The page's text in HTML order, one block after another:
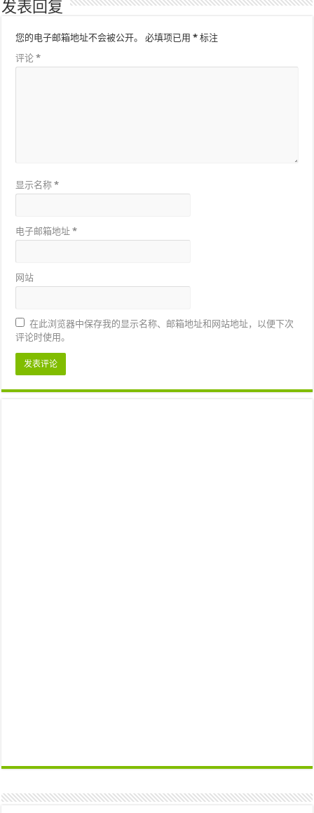
发表回复
您的电子邮箱地址不会被公开。 必填项已用* 标注
评论*
显示名称*
电子邮箱地址*
网站
在此浏览器中保存我的显示名称、邮箱地址和网站地址，以便下次
评论时使用。